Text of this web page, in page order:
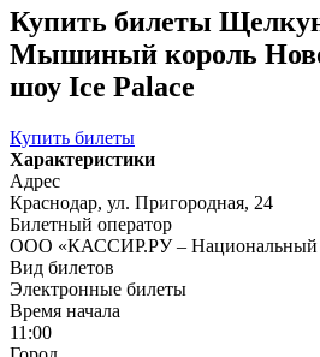
Купить билеты
Мышиный король
шоу Ice Palace
Купить билеты
Характеристики
Адрес
Краснодар, ул. Пригородная, 24
Билетный оператор
ООО «КАССИР.РУ – Национальный
Вид билетов
Электронные билеты
Время начала
11:00